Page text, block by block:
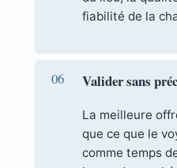
fiabilité de la
Valider sans
La meilleure
que ce que le
comme temps